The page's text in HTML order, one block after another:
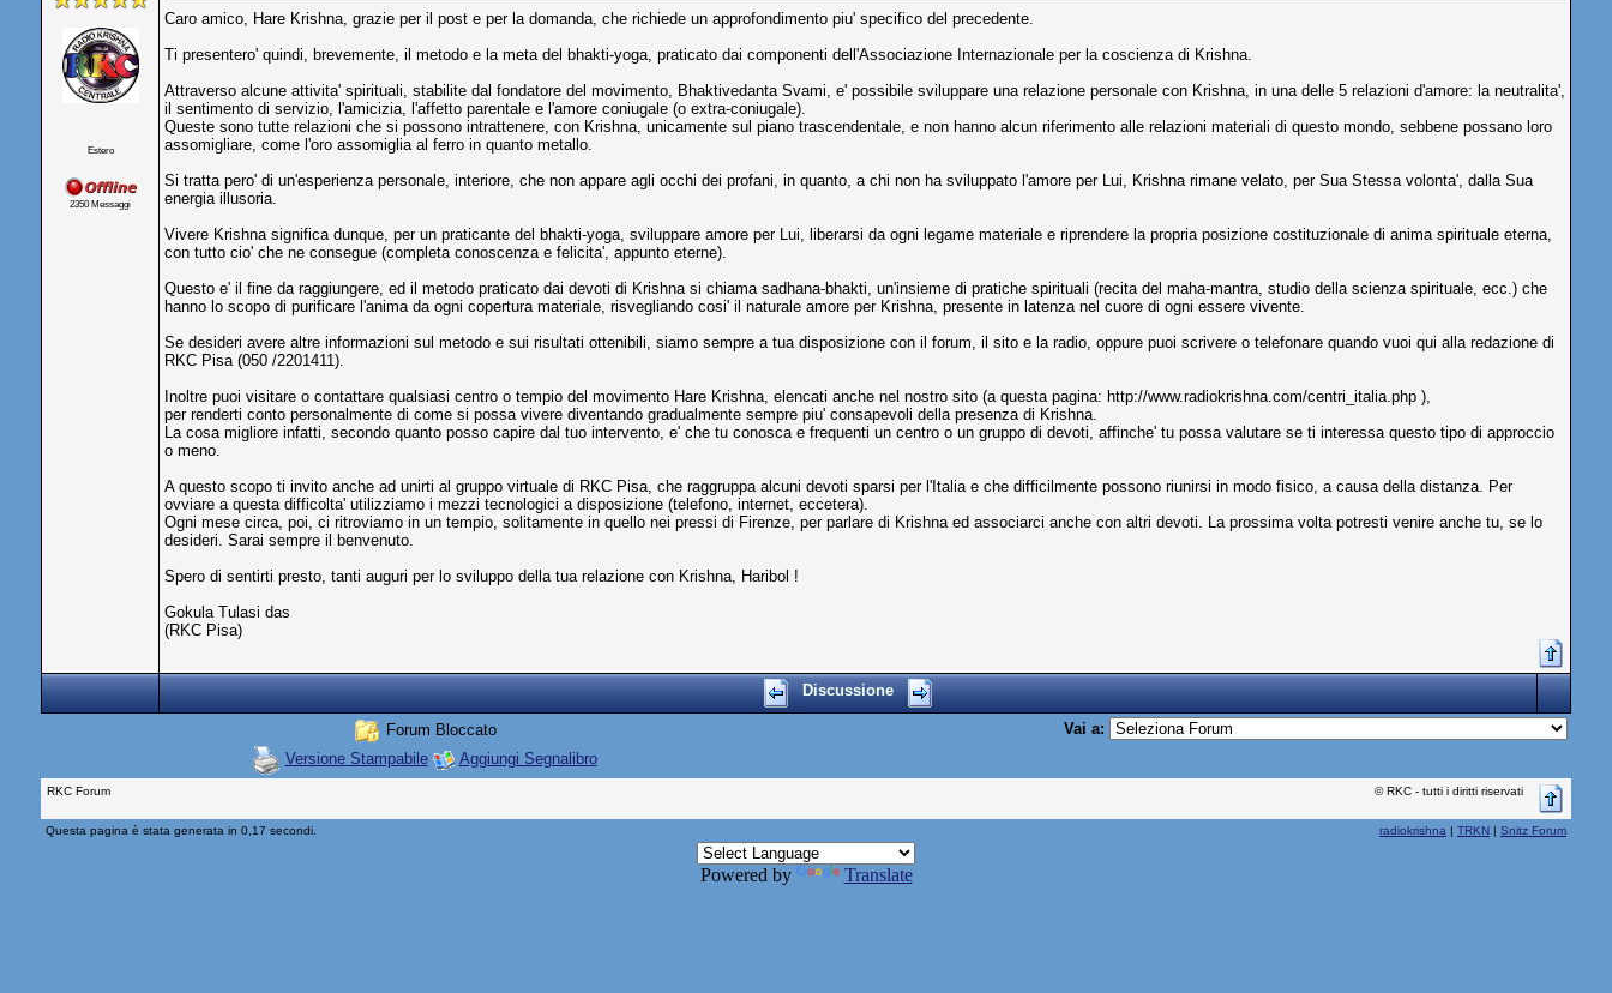
Estero
2350 Messaggi
Caro amico, Hare Krishna, grazie per il post e per la domanda, che richiede un approfondimento piu' specifico del precedente.
Ti presentero' quindi, brevemente, il metodo e la meta del bhakti-yoga, praticato dai componenti dell'Associazione Internazionale per la coscienza di Krishna.
Attraverso alcune attivita' spirituali, stabilite dal fondatore del movimento, Bhaktivedanta Svami, e' possibile sviluppare una relazione personale con Krishna, in una delle 5 relazioni d'amore: la neutralita',
il sentimento di servizio, l'amicizia, l'affetto parentale e l'amore coniugale (o extra-coniugale).
Queste sono tutte relazioni che si possono intrattenere, con Krishna, unicamente sul piano trascendentale, e non hanno alcun riferimento alle relazioni materiali di questo mondo, sebbene possano loro
assomigliare, come l'oro assomiglia al ferro in quanto metallo.
Si tratta pero' di un'esperienza personale, interiore, che non appare agli occhi dei profani, in quanto, a chi non ha sviluppato l'amore per Lui, Krishna rimane velato, per Sua Stessa volonta', dalla Sua
energia illusoria.
Vivere Krishna significa dunque, per un praticante del bhakti-yoga, sviluppare amore per Lui, liberarsi da ogni legame materiale e riprendere la propria posizione costituzionale di anima spirituale eterna,
con tutto cio' che ne consegue (completa conoscenza e felicita', appunto eterne).
Questo e' il fine da raggiungere, ed il metodo praticato dai devoti di Krishna si chiama sadhana-bhakti, un'insieme di pratiche spirituali (recita del maha-mantra, studio della scienza spirituale, ecc.) che
hanno lo scopo di purificare l'anima da ogni copertura materiale, risvegliando cosi' il naturale amore per Krishna, presente in latenza nel cuore di ogni essere vivente.
Se desideri avere altre informazioni sul metodo e sui risultati ottenibili, siamo sempre a tua disposizione con il forum, il sito e la radio, oppure puoi scrivere o telefonare quando vuoi qui alla redazione di
RKC Pisa (050 /2201411).
Inoltre puoi visitare o contattare qualsiasi centro o tempio del movimento Hare Krishna, elencati anche nel nostro sito (a questa pagina: http://www.radiokrishna.com/centri_italia.php ),
per renderti conto personalmente di come si possa vivere diventando gradualmente sempre piu' consapevoli della presenza di Krishna.
La cosa migliore infatti, secondo quanto posso capire dal tuo intervento, e' che tu conosca e frequenti un centro o un gruppo di devoti, affinche' tu possa valutare se ti interessa questo tipo di approccio
o meno.
A questo scopo ti invito anche ad unirti al gruppo virtuale di RKC Pisa, che raggruppa alcuni devoti sparsi per l'Italia e che difficilmente possono riunirsi in modo fisico, a causa della distanza. Per
ovviare a questa difficolta' utilizziamo i mezzi tecnologici a disposizione (telefono, internet, eccetera).
Ogni mese circa, poi, ci ritroviamo in un tempio, solitamente in quello nei pressi di Firenze, per parlare di Krishna ed associarci anche con altri devoti. La prossima volta potresti venire anche tu, se lo
desideri. Sarai sempre il benvenuto.
Spero di sentirti presto, tanti auguri per lo sviluppo della tua relazione con Krishna, Haribol !
Gokula Tulasi das
(RKC Pisa)
Discussione
Forum Bloccato
Versione Stampabile
Aggiungi Segnalibro
Vai a:
RKC Forum © RKC - tutti i diritti riservati
Questa pagina è stata generata in 0,17 secondi. radiokrishna | TRKN | Snitz Forum
Powered by Translate